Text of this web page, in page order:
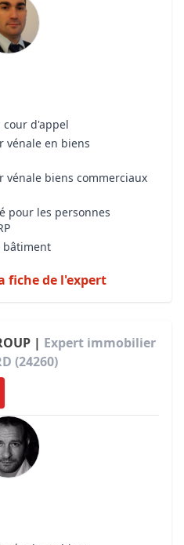
cour d'appel
vénale en biens
vénale biens commerciaux
pour les personnes
bâtiment
fiche de l'expert
| Expert immobilier
(24260)